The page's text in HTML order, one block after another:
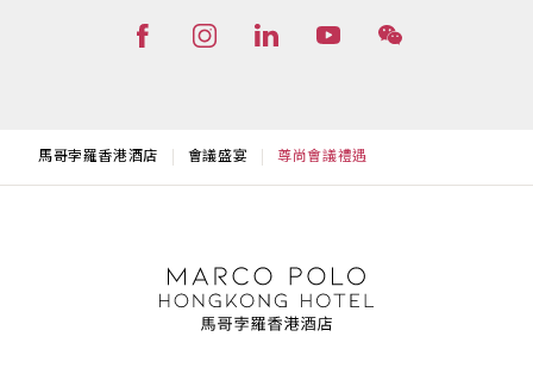
馬哥孛羅香港酒店 會議盛宴 尊尚會議禮遇